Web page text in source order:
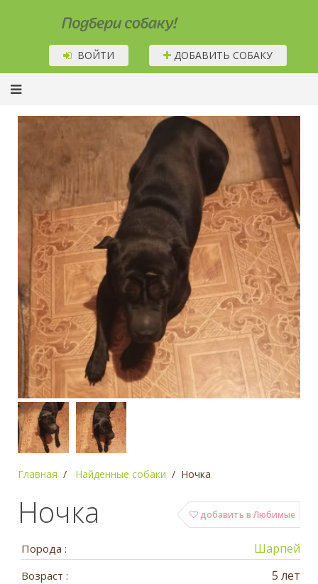
Подбери собаку!
ВОЙТИ ДОБАВИТЬ СОБАКУ
Главная Найденные собаки Ночка
добавить в Любимые
Ночка
Порода : Шарпей
Возраст : 5 лет